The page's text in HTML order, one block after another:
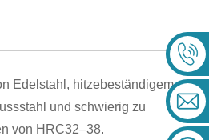
Edelstahl, hitzebeständigem
und schwierig zu
von HRC32–38.